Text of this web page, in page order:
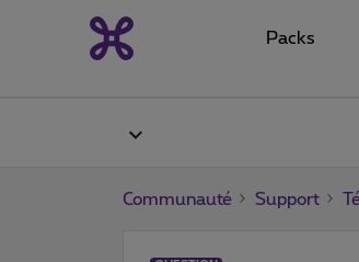
Packs
Communauté Support